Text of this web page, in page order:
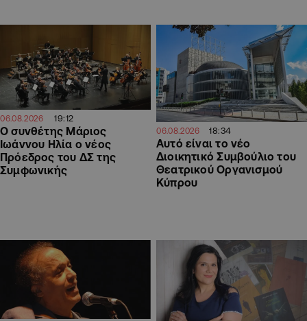
06.08.2026 19:12
Ο συνθέτης Μάριος
Ιωάννου Ηλία ο νέος
Πρόεδρος του ΔΣ της
Συμφωνικής
06.08.2026 18:34
Αυτό είναι το νέο
Διοικητικό Συμβούλιο του
Θεατρικού Οργανισμού
Κύπρου